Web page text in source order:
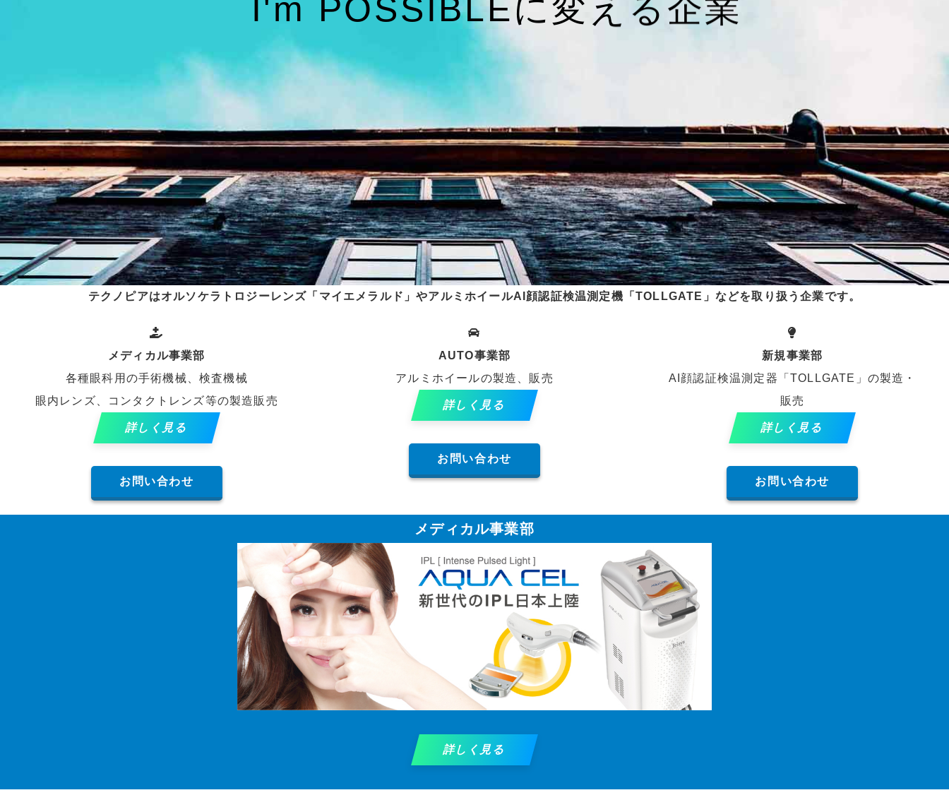
I'm POSSIBLEに変える企業
テクノピアはオルソケラトロジーレンズ「マイエメラルド」やアルミホイールAI顔認証検温測定機「TOLLGATE」などを取り扱う企業です。
メディカル事業部
各種眼科用の手術機械、検査機械
眼内レンズ、コンタクトレンズ等の製造販売
詳しく見る
お問い合わせ
AUTO事業部
アルミホイールの製造、販売
詳しく見る
お問い合わせ
新規事業部
AI顔認証検温測定器「TOLLGATE」の製造・
販売
詳しく見る
お問い合わせ
メディカル事業部
詳しく見る